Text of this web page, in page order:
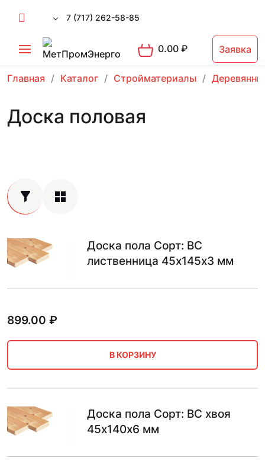
7 (717) 262-58-85
0.00₽ Заявка
Главная Каталог Стройматериалы
Доска половая
Доска пола Сорт: BC
лиственница 45х145х3 мм
899.00 ₽
В КОРЗИНУ
Доска пола Сорт: BC хвоя
45х140х6 мм